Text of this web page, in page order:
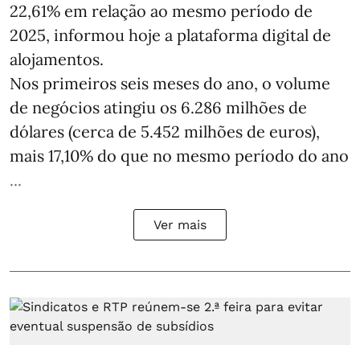
22,61% em relação ao mesmo período de
2025, informou hoje a plataforma digital de
alojamentos.
Nos primeiros seis meses do ano, o volume
de negócios atingiu os 6.286 milhões de
dólares (cerca de 5.452 milhões de euros),
mais 17,10% do que no mesmo período do ano
...
Ver mais